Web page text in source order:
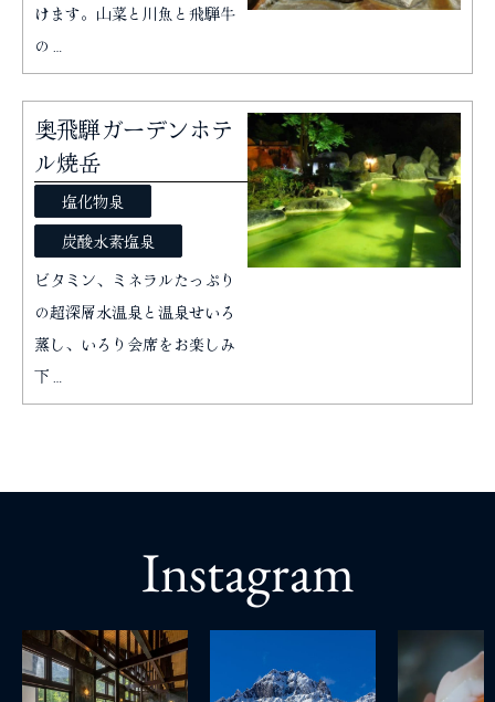
けます。山菜と川魚と飛騨牛
の…
奥飛騨ガーデンホテ
ル焼岳
塩化物泉
炭酸水素塩泉
ビタミン、ミネラルたっぷり
の超深層水温泉と温泉せいろ
蒸し、いろり会席をお楽しみ
下…
Instagram